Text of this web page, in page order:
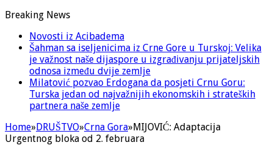
Breaking News
Novosti iz Acibadema
Šahman sa iseljenicima iz Crne Gore u Turskoj: Velika
je važnost naše dijaspore u izgrađivanju prijateljskih
odnosa između dvije zemlje
Milatović pozvao Erdogana da posjeti Crnu Goru:
Turska jedan od najvažnijih ekonomskih i strateških
partnera naše zemlje
Home»DRUŠTVO»Crna Gora»MIJOVIĆ: Adaptacija
Urgentnog bloka od 2. februara